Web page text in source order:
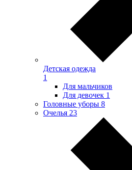
Детская одежда
1
Для мальчиков
Для девочек 1
Головные уборы 8
Очелья 23